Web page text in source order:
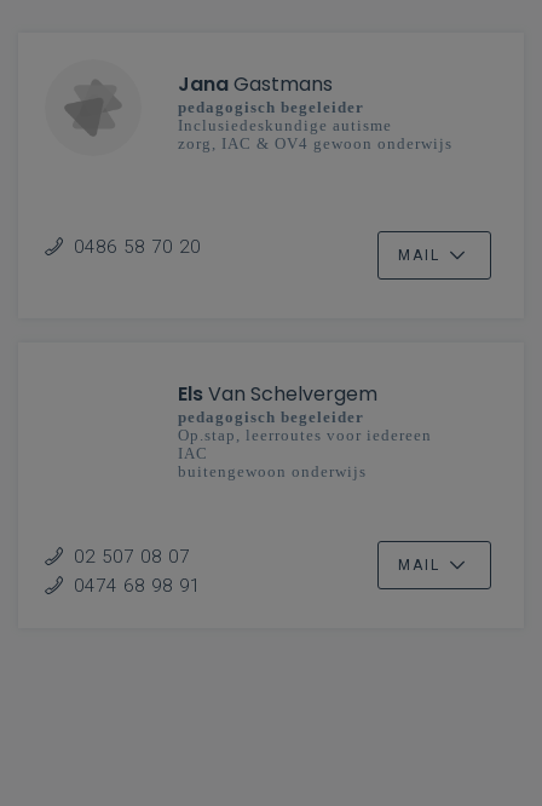
JanaGastmans
pedagogisch begeleider
Inclusiedeskundige autisme
zorg, IAC & OV4 gewoon onderwijs
0486 58 70 20 MAIL
ElsVan Schelvergem
pedagogisch begeleider
Op.stap, leerroutes voor iedereen
IAC
buitengewoon onderwijs
02 507 08 07
0474 68 98 91
MAIL